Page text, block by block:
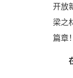
开放
梁之
篇章！